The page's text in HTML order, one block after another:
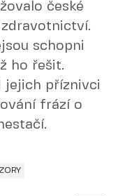
české
schopni
ho řešit.
jejich příznivci
frází o